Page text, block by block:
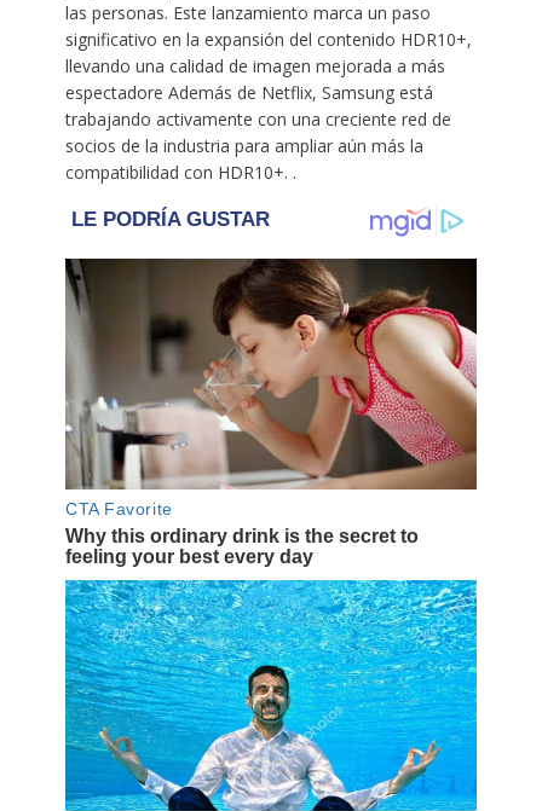
las personas. Este lanzamiento marca un paso
significativo en la expansión del contenido HDR10+,
llevando una calidad de imagen mejorada a más
espectadore Además de Netflix, Samsung está
trabajando activamente con una creciente red de
socios de la industria para ampliar aún más la
compatibilidad con HDR10+. .